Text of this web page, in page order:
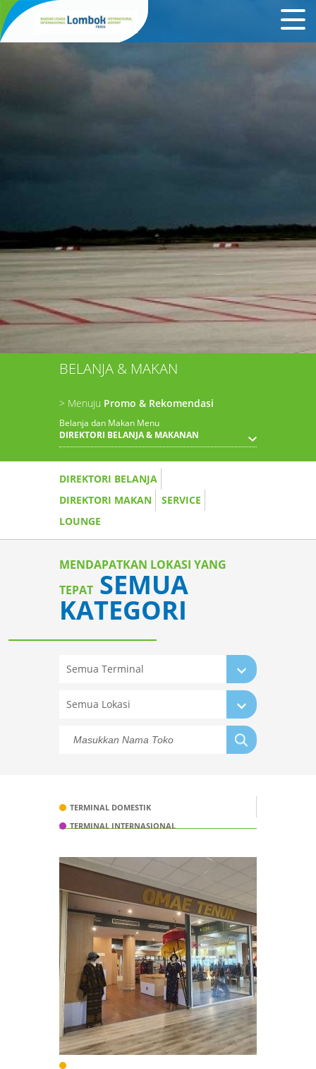
BELANJA & MAKAN
> Menuju Promo & Rekomendasi
Belanja dan Makan Menu
DIREKTORI BELANJA & MAKANAN
DIREKTORI BELANJA
DIREKTORI MAKAN
SERVICE
LOUNGE
MENDAPATKAN LOKASI YANG
TEPAT SEMUA
KATEGORI
Semua Terminal
Semua Lokasi
TERMINAL DOMESTIK
TERMINAL INTERNASIONAL